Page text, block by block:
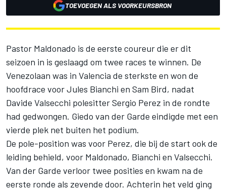
TOEVOEGEN ALS VOORKEURSBRON
Pastor Maldonado is de eerste coureur die er dit
seizoen in is geslaagd om twee races te winnen. De
Venezolaan was in Valencia de sterkste en won de
hoofdrace voor Jules Bianchi en Sam Bird, nadat
Davide Valsecchi polesitter Sergio Perez in de rondte
had gedwongen. Giedo van der Garde eindigde met een
vierde plek net buiten het podium.
De pole-position was voor Perez, die bij de start ook de
leiding behield, voor Maldonado, Bianchi en Valsecchi.
Van der Garde verloor twee posities en kwam na de
eerste ronde als zevende door. Achterin het veld ging